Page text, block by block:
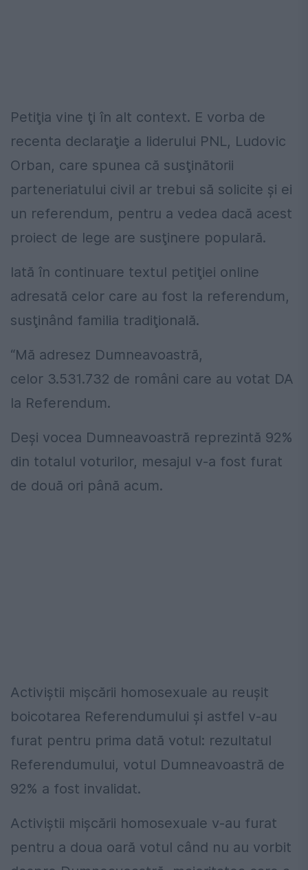
Petiţia vine ţi în alt context. E vorba de
recenta declaraţie a liderului PNL, Ludovic
Orban, care spunea că susţinătorii
parteneriatului civil ar trebui să solicite şi ei
un referendum, pentru a vedea dacă acest
proiect de lege are susţinere populară.
Iată în continuare textul petiţiei online
adresată celor care au fost la referendum,
susţinând familia tradiţională.
“Mă adresez Dumneavoastră,
celor 3.531.732 de români care au votat DA
la Referendum.
Deși vocea Dumneavoastră reprezintă 92%
din totalul voturilor, mesajul v-a fost furat
de două ori până acum.
Activiștii mișcării homosexuale au reușit
boicotarea Referendumului și astfel v-au
furat pentru prima dată votul: rezultatul
Referendumului, votul Dumneavoastră de
92% a fost invalidat.
Activiștii mișcării homosexuale v-au furat
pentru a doua oară votul când nu au vorbit